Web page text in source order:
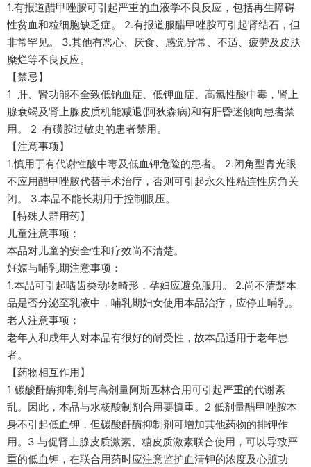
1.有报道醋甲唑胺可引起严重的血液学不良反应，包括再生障碍
性贫血和粒细胞缺乏症。 2.有报道服醋甲唑胺可引起肾结石，但
非常罕见。 3.其他有恶心、厌食、感觉异常、不适、疲劳及皮肤
糜烂等不良反应。
【禁忌】
1 肝、肾功能不全致低钠血症、低钾血症、高氯性酸中毒，肾上
腺衰竭及肾上腺皮质机能减退(阿狄森病)和有肝昏迷倾向患者禁
用。 2 有磺胺过敏史的患者禁用。
【注意事项】
1.慎用于有代谢性酸中毒及低血钾危险的患者。 2.闭角型青光眼
不应用醋甲唑胺代替手术治疗，否则可引起永久性粘连性房角关
闭。 3.本品不能长期用于控制眼压。
【特殊人群用药】
儿童注意事项：
本品对儿童的安全性和疗效尚不清楚。
妊娠与哺乳期注意事项：
1.本品可引起啮齿类动物畸形，孕妇应避免服用。 2.尚不清楚本
品是否分泌至乳液中，哺乳期妇女使用本品治疗，应停止哺乳。
老人注意事项：
老年人和成年人对本品有很好的耐受性，故本品适用于老年患
者。
【药物相互作用】
1 碳酸酐酶抑制剂与高剂量阿斯匹林合用可引起严重的代谢紊
乱。因此，本品与水杨酸制剂合用要慎重。2 低剂量醋甲唑胺本
身不引起低血钾，但碳酸酐酶抑制剂可增加其他药物的排钾作
用。3 与促肾上腺皮质激素、糖皮质激素联合使用，可以导致严
重的低血钾，在联合用药时应注意监护血清钾的浓度及心脏功